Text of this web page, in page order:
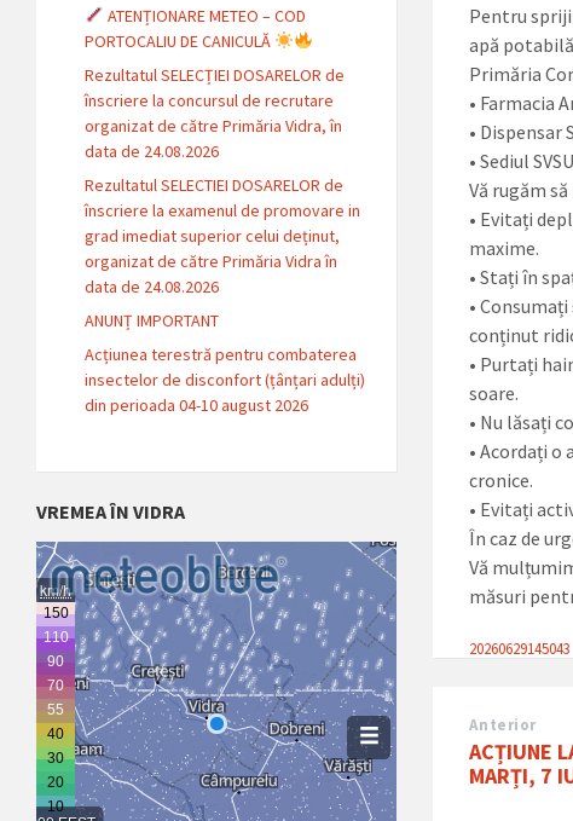
Pentru
apă
Primăria
• Farmacia
• Dispensar
• Sediul
Vă rugăm
• Evitați
maxime.
• Stați în
•
conținut
• Purtați
soare.
• Nu lăsați
• Acordați
cronice.
• Evitați
În caz de
Vă
măsuri
20260629145043
Anterior
ACȚIUNE
MARȚI, 7
ATENȚIONARE METEO – COD
PORTOCALIU DE CANICULĂ
Rezultatul SELECȚIEI DOSARELOR de
înscriere la concursul de recrutare
organizat de către Primăria Vidra, în
data de 24.08.2026
Rezultatul SELECTIEI DOSARELOR de
înscriere la examenul de promovare in
grad imediat superior celui deținut,
organizat de către Primăria Vidra în
data de 24.08.2026
ANUNȚ IMPORTANT
Acțiunea terestră pentru combaterea
insectelor de disconfort (țânțari adulți)
din perioada 04-10 august 2026
VREMEA ÎN VIDRA